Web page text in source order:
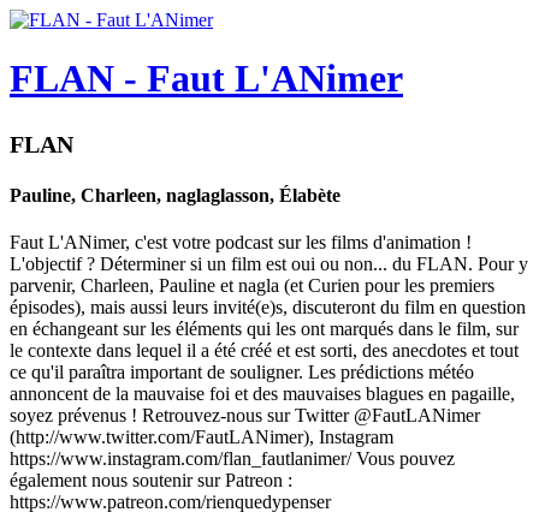
FLAN - Faut L'ANimer
FLAN
Pauline, Charleen, naglaglasson, Élabète
Faut L'ANimer, c'est votre podcast sur les films d'animation !
L'objectif ? Déterminer si un film est oui ou non... du FLAN. Pour y
parvenir, Charleen, Pauline et nagla (et Curien pour les premiers
épisodes), mais aussi leurs invité(e)s, discuteront du film en question
en échangeant sur les éléments qui les ont marqués dans le film, sur
le contexte dans lequel il a été créé et est sorti, des anecdotes et tout
ce qu'il paraîtra important de souligner. Les prédictions météo
annoncent de la mauvaise foi et des mauvaises blagues en pagaille,
soyez prévenus ! Retrouvez-nous sur Twitter @FautLANimer
(http://www.twitter.com/FautLANimer), Instagram
https://www.instagram.com/flan_fautlanimer/ Vous pouvez
également nous soutenir sur Patreon :
https://www.patreon.com/rienquedypenser